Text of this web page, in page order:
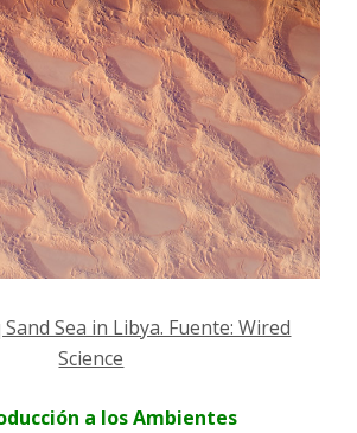
Sea in Libya. Fuente: Wired
Science
a los Ambientes